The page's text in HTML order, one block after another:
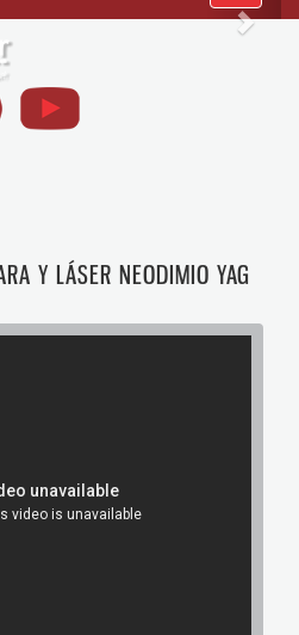
Y LÁSER NEODIMIO YAG